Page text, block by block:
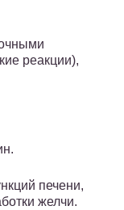
реакции),
печени,
желчи.